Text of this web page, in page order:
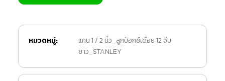
หมวดหมู่:
แกน 1 / 2 นิ้ว_ลูกบ็อกซ์เดือย 12 จีบ
ยาว_STANLEY